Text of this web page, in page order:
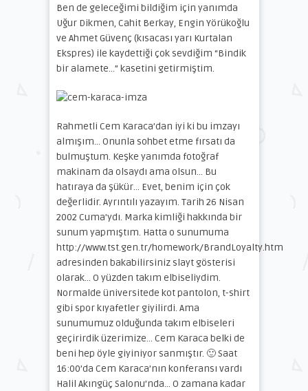
Ben de geleceğimi bildiğim için yanımda
Uğur Dikmen, Cahit Berkay, Engin Yörükoğlu
ve Ahmet Güvenç (kısacası yarı Kurtalan
Ekspres) ile kaydettiği çok sevdiğim “Bindik
bir alamete…” kasetini getirmiştim.
Rahmetli Cem Karaca’dan iyi ki bu imzayı
almışım… Onunla sohbet etme fırsatı da
bulmuştum. Keşke yanımda fotoğraf
makinam da olsaydı ama olsun… Bu
hatıraya da şükür… Evet, benim için çok
değerlidir. Ayrıntılı yazayım. Tarih 26 Nisan
2002 Cuma’ydı. Marka kimliği hakkında bir
sunum yapmıştım. Hatta o sunumuma
http://www.tst.gen.tr/homework/BrandLoyalty.htm
adresinden bakabilirsiniz slayt gösterisi
olarak… O yüzden takım elbiseliydim.
Normalde üniversitede kot pantolon, t-shirt
gibi spor kıyafetler giyilirdi. Ama
sunumumuz olduğunda takım elbiseleri
geçirirdik üzerimize… Cem Karaca belki de
beni hep öyle giyiniyor sanmıştır. 🙂 Saat
16:00’da Cem Karaca’nın konferansı vardı
Halil Akıngüç Salonu’nda… O zamana kadar